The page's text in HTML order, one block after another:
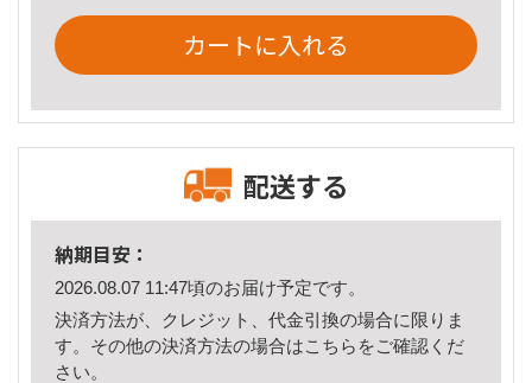
カートに入れる
配送する
納期目安：
2026.08.07 11:47頃のお届け予定です。
決済方法が、クレジット、代金引換の場合に限りま
す。その他の決済方法の場合はこちら をご確認くだ
さい。